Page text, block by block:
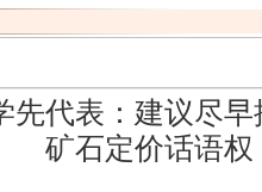
先代表：建议尽
矿石定价话语权